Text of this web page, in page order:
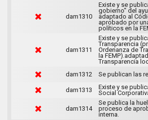
dam1310
Existe y se
gobierno" del
adaptado al
aprobado por
políticos en la
dam1311
Existe y se
Transparencia
Ordenanza de
la
Transparencia
dam1312
Se publican las
dam1313
Existe y se
Social
dam1314
Se publica la
proceso de
interna.